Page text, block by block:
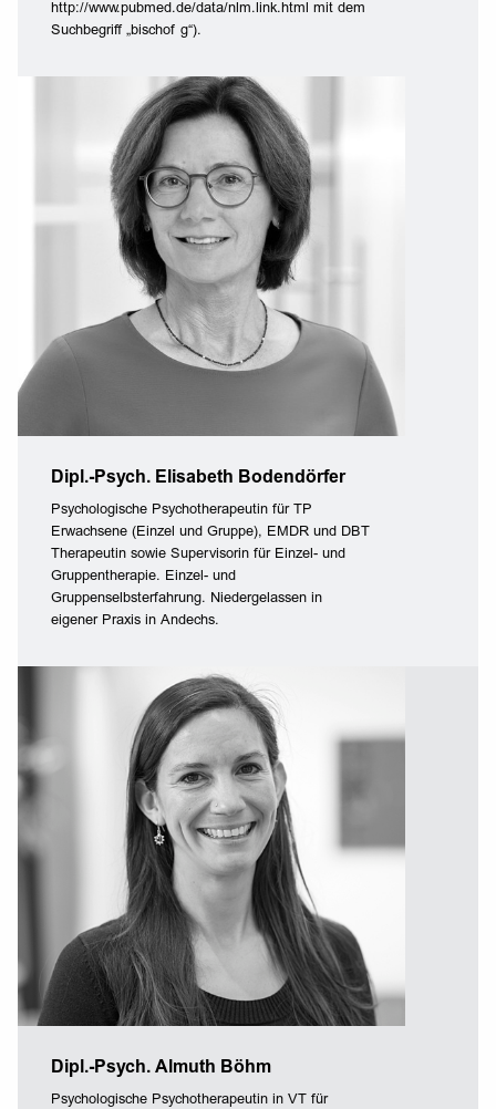
http://www.pubmed.de/data/nlm.link.html mit dem
Suchbegriff „bischof g“).
Dipl.-Psych. Elisabeth Bodendörfer
Psychologische Psychotherapeutin für TP
Erwachsene (Einzel und Gruppe), EMDR und DBT
Therapeutin sowie Supervisorin für Einzel- und
Gruppentherapie. Einzel- und
Gruppenselbsterfahrung. Niedergelassen in
eigener Praxis in Andechs.
Dipl.-Psych. Almuth Böhm
Psychologische Psychotherapeutin in VT für